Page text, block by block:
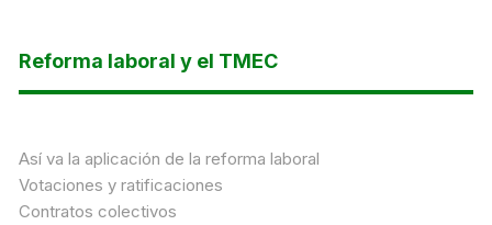
Reforma laboral y el TMEC
Así va la aplicación de la reforma laboral
Votaciones y ratificaciones
Contratos colectivos